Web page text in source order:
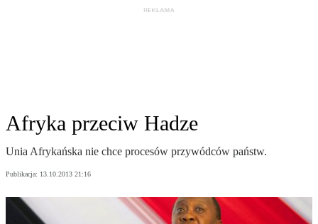
Afryka przeciw Hadze
Unia Afrykańska nie chce procesów przywódców państw.
Publikacja: 13.10.2013 21:16